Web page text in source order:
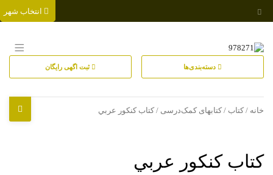
دسته‌بندی‌ها ثبت اگهی رایگان
خانه / کتاب / کتابهای کمک‌درسی / كتاب كنكور عربي
كتاب كنكور عربي